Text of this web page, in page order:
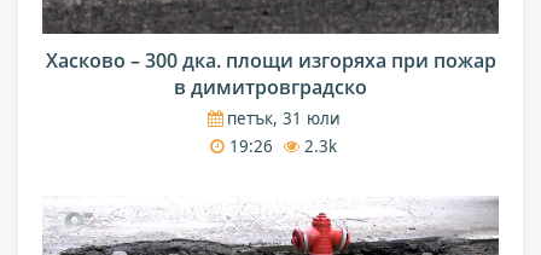
Хасково – 300 дка. площи изгоряха при пожар
в димитровградско
петък, 31 юли
19:26
2.3k